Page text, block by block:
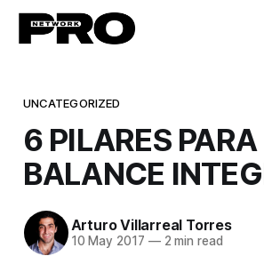
UNCATEGORIZED
6 PILARES PARA
BALANCE
Arturo Villarreal Torres
10 May 2017 —2 min read